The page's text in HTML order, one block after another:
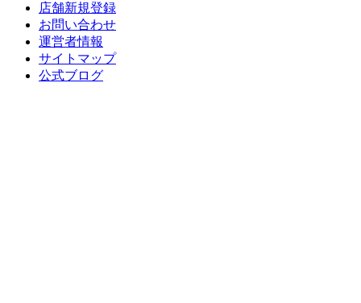
店舗新規登録
お問い合わせ
運営者情報
サイトマップ
公式ブログ